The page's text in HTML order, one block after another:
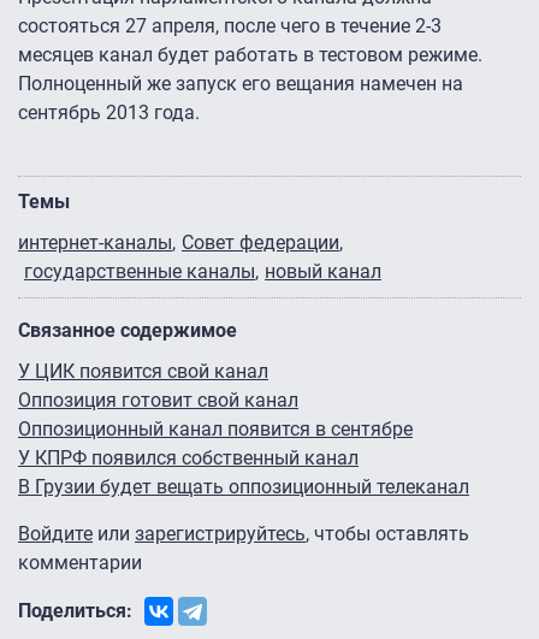
состояться 27 апреля, после чего в течение 2-3
месяцев канал будет работать в тестовом режиме.
Полноценный же запуск его вещания намечен на
сентябрь 2013 года.
Темы
интернет-каналы Совет федерации
государственные каналы новый канал
Связанное содержимое
У ЦИК появится свой канал
Оппозиция готовит свой канал
Оппозиционный канал появится в сентябре
У КПРФ появился собственный канал
В Грузии будет вещать оппозиционный телеканал
Войдите или зарегистрируйтесь, чтобы оставлять
комментарии
Поделиться: